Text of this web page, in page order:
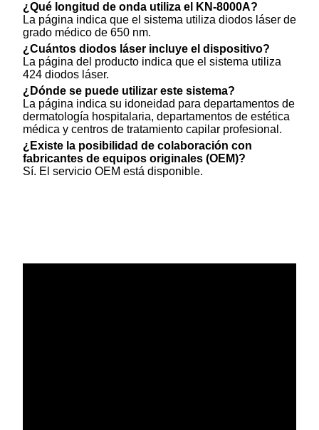
¿Qué longitud de onda utiliza el KN-8000A?
La página indica que el sistema utiliza diodos láser de
grado médico de 650 nm.
¿Cuántos diodos láser incluye el dispositivo?
La página del producto indica que el sistema utiliza
424 diodos láser.
¿Dónde se puede utilizar este sistema?
La página indica su idoneidad para departamentos de
dermatología hospitalaria, departamentos de estética
médica y centros de tratamiento capilar profesional.
¿Existe la posibilidad de colaboración con
fabricantes de equipos originales (OEM)?
Sí. El servicio OEM está disponible.